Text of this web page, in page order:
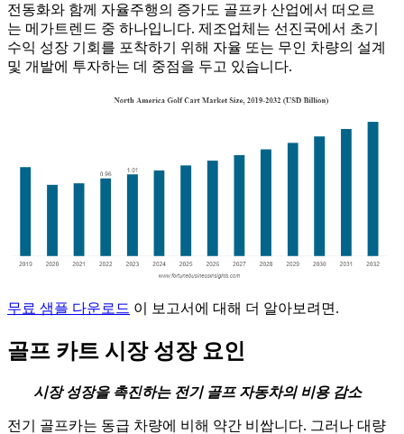
전동화와 함께 자율주행의 증가도 골프카 산업에서 떠오르
는 메가트렌드 중 하나입니다. 제조업체는 선진국에서 초기
수익 성장 기회를 포착하기 위해 자율 또는 무인 차량의 설계
및 개발에 투자하는 데 중점을 두고 있습니다.
무료 샘플 다운로드 이 보고서에 대해 더 알아보려면.
골프 카트 시장 성장 요인
시장 성장을 촉진하는 전기 골프 자동차의 비용 감소
전기 골프카는 동급 차량에 비해 약간 비쌉니다. 그러나 대량